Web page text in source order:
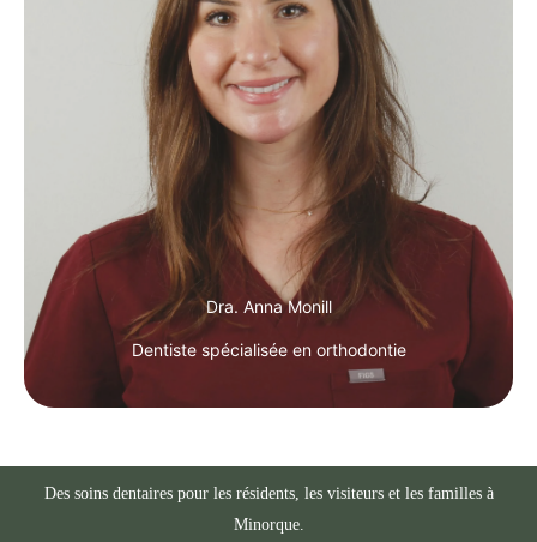
Dra. Anna Monill
Dentiste spécialisée en orthodontie
Des soins dentaires pour les résidents, les visiteurs et les familles à
Minorque.